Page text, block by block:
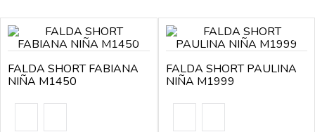
FALDA SHORT FABIANA
NIÑA M1450
FALDA SHORT PAULINA
NIÑA M1999